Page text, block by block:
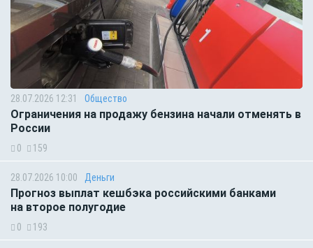
28.07.2026 12:31 Общество
Ограничения на продажу бензина начали отменять в
России
0 159
28.07.2026 10:00 Деньги
Прогноз выплат кешбэка российскими банками
на второе полугодие
0 193